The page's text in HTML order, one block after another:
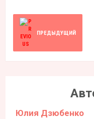
ПРЕДЫДУЩИЙ
Юлия Дзюбенко